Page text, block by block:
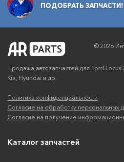
ПОДОБРАТЬ ЗАПЧАСТИ!
© 2026
Продажа автозапчастей для Ford Focus
Kia, Hyundai и др.
Политика конфиденциальности
Согласие на обработку персональных
Согласие на получение
Каталог запчастей